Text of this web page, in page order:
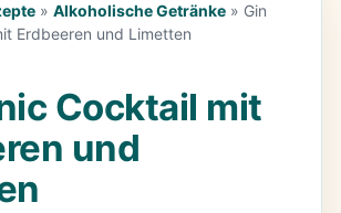
» Alkoholische Getränke» Gin
Erdbeeren und Limetten
Cocktail mit
und